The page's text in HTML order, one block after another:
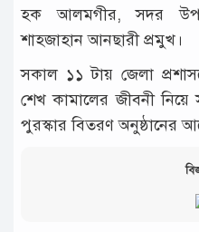
হক আলমগীর, সদর
শাহজাহান আনছারী প্রমুখ।
সকাল ১১ টায় জেলা
শেখ কামালের জীবনী
পুরস্কার বিতরণ অনুষ্ঠানের